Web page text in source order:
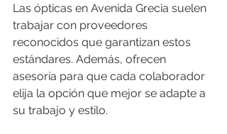
Las ópticas en Avenida Grecia suelen
trabajar con proveedores
reconocidos que garantizan estos
estándares. Además, ofrecen
asesoría para que cada colaborador
elija la opción que mejor se adapte a
su trabajo y estilo.